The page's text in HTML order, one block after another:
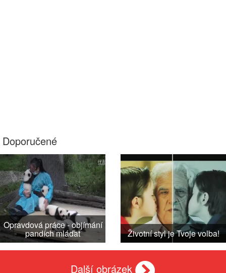
Doporučené
Opravdová práce - objímání
pandích mláďat Životní styl je Tvoje volba!
Další obrázek